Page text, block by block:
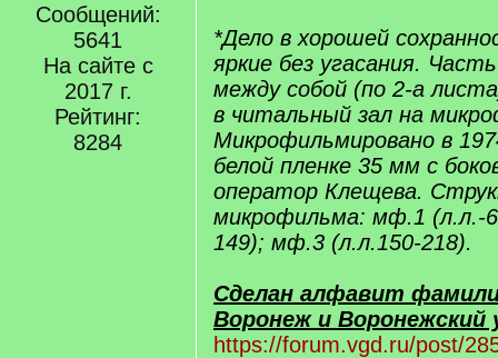
Сообщений:
5641
На сайте с
2017 г.
Рейтинг:
8284
*Дело в хорошей
яркие без угасания. Часть
между собой (по 2-а
в читальный зал на
Микрофильмировано в
белой пленке 35 мм с
оператор Клещева.
микрофильма: мф.1 (л.л.-
149); мф.3 (л.л.150-218).
Сделан алфавит
Воронеж и Воронежский
https://forum.vgd.ru/post/